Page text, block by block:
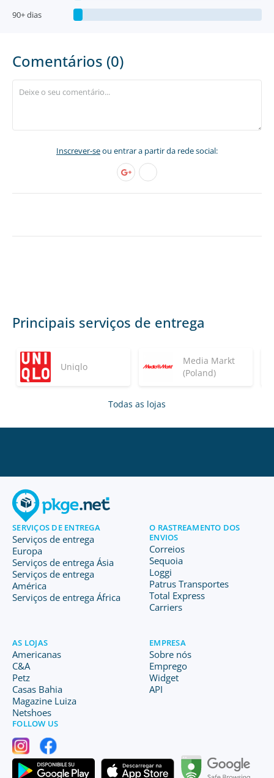
90+ dias
Comentários (0)
Inscrever-seou entrar a partir da rede social:
Principais serviços de entrega
Uniqlo
Media Markt
(Poland)
Todas as lojas
SERVIÇOS DE ENTREGA
Serviços de entrega
Europa
Serviços de entrega Ásia
Serviços de entrega
América
Serviços de entrega África
O RASTREAMENTO DOS
ENVIOS
Correios
Sequoia
Loggi
Patrus Transportes
Total Express
Carriers
AS LOJAS
Americanas
C&A
Petz
Casas Bahia
Magazine Luiza
Netshoes
EMPRESA
Sobre nós
Emprego
Widget
API
FOLLOW US